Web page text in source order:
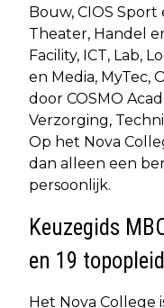
Bouw, CIOS
Theater, Handel
Facility, ICT, Lab,
en Media, MyTec,
door COSMO
Verzorging,
Op het Nova
dan alleen een
persoonlijk.
Keuzegids
en 19
Het Nova College